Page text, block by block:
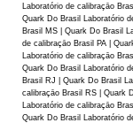
Laboratório de calibraçāo
Quark Do Brasil Laboratório
Brasil MS | Quark Do Brasil
de calibraçāo Brasil PA |
Laboratório de calibraçāo
Quark Do Brasil Laboratório
Brasil RJ | Quark Do Brasil
calibraçāo Brasil RS | Quark
Laboratório de calibraçāo
Quark Do Brasil Laboratório